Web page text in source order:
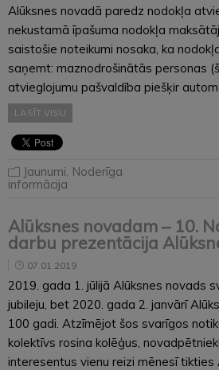
Alūksnes novadā paredz nodokļa
nekustamā īpašuma nodokļa
saistošie noteikumi nosaka, ka
saņemt: maznodrošinātās personas
atvieglojumu pašvaldība piešķir
LASĪT VISU
Jaunumi Noderīga
informācija
Alūksnes novadam – 10.
darbu prezentācija
07.01.2019
2019. gada 1. jūlijā Alūksnes novads
jubileju, bet 2020. gada 2. janvārī
100 gadi. Atzīmējot šos svarīgos
kolektīvs rosina kolēģus,
interesentus vienu reizi mēnesī tikties